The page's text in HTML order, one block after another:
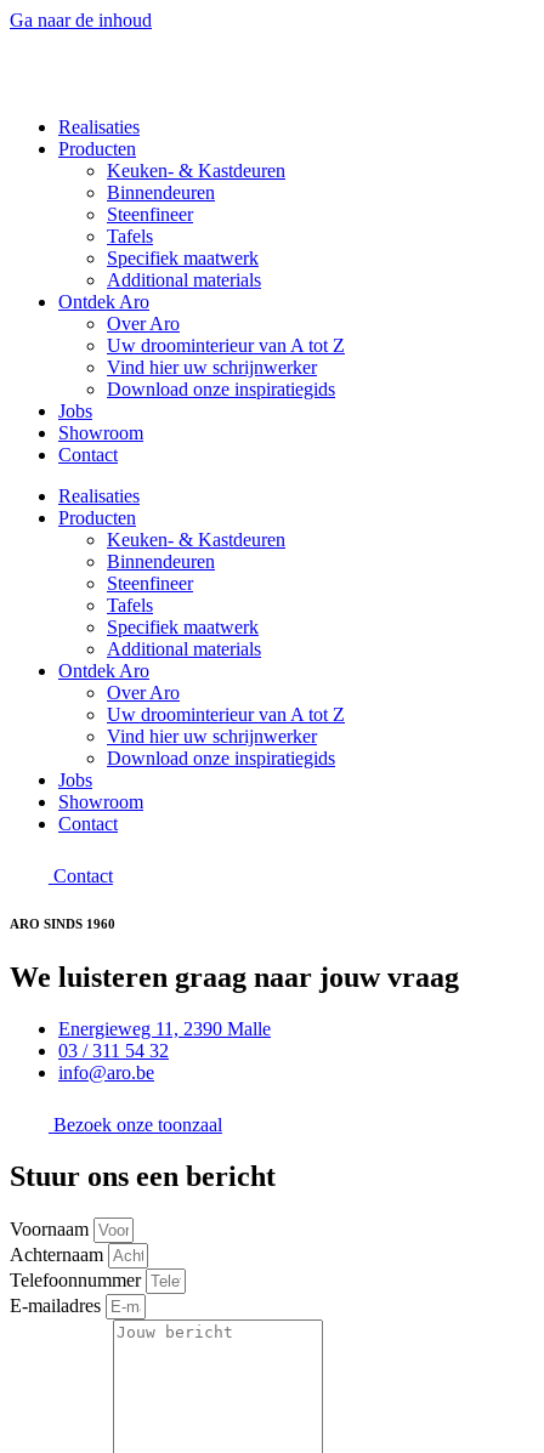
Ga naar de inhoud
Realisaties
Producten
Keuken- & Kastdeuren
Binnendeuren
Steenfineer
Tafels
Specifiek maatwerk
Additional materials
Ontdek Aro
Over Aro
Uw droominterieur van A tot Z
Vind hier uw schrijnwerker
Download onze inspiratiegids
Jobs
Showroom
Contact
Realisaties
Producten
Keuken- & Kastdeuren
Binnendeuren
Steenfineer
Tafels
Specifiek maatwerk
Additional materials
Ontdek Aro
Over Aro
Uw droominterieur van A tot Z
Vind hier uw schrijnwerker
Download onze inspiratiegids
Jobs
Showroom
Contact
Contact
ARO SINDS 1960
We luisteren graag naar jouw vraag
Energieweg 11, 2390 Malle
03 / 311 54 32
info@aro.be
Bezoek onze toonzaal
Stuur ons een bericht
Voornaam
Achternaam
Telefoonnummer
E-mailadres